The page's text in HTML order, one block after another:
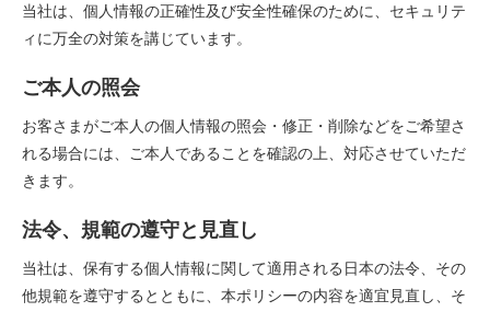
当社は、個人情報の正確性及び安全性確保のために、セキュリテ
ィに万全の対策を講じています。
ご本人の照会
お客さまがご本人の個人情報の照会・修正・削除などをご希望さ
れる場合には、ご本人であることを確認の上、対応させていただ
きます。
法令、規範の遵守と見直し
当社は、保有する個人情報に関して適用される日本の法令、その
他規範を遵守するとともに、本ポリシーの内容を適宜見直し、そ